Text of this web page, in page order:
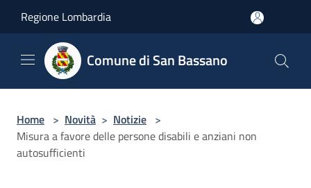
Regione Lombardia
Comune di San Bassano
Home > Novità > Notizie >
Misura a favore delle persone disabili e anziani non
autosufficienti